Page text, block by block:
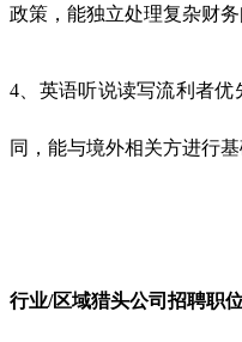
政策，能独立处理复杂财务
4、英语听说读写流利者
同，能与境外相关方进行基
行业/区域猎头公司招聘职